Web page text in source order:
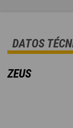
DATOS
ZEUS